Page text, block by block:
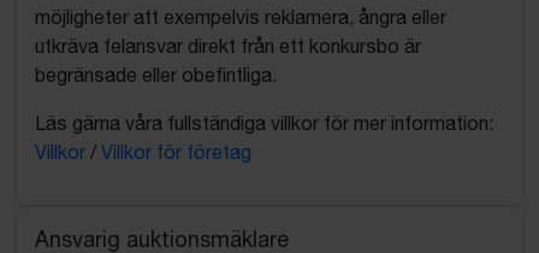
möjligheter att exempelvis reklamera, ångra eller
utkräva felansvar direkt från ett konkursbo är
begränsade eller obefintliga.
Läs gärna våra fullständiga villkor för mer information:
Villkor / Villkor för företag
Ansvarig auktionsmäklare